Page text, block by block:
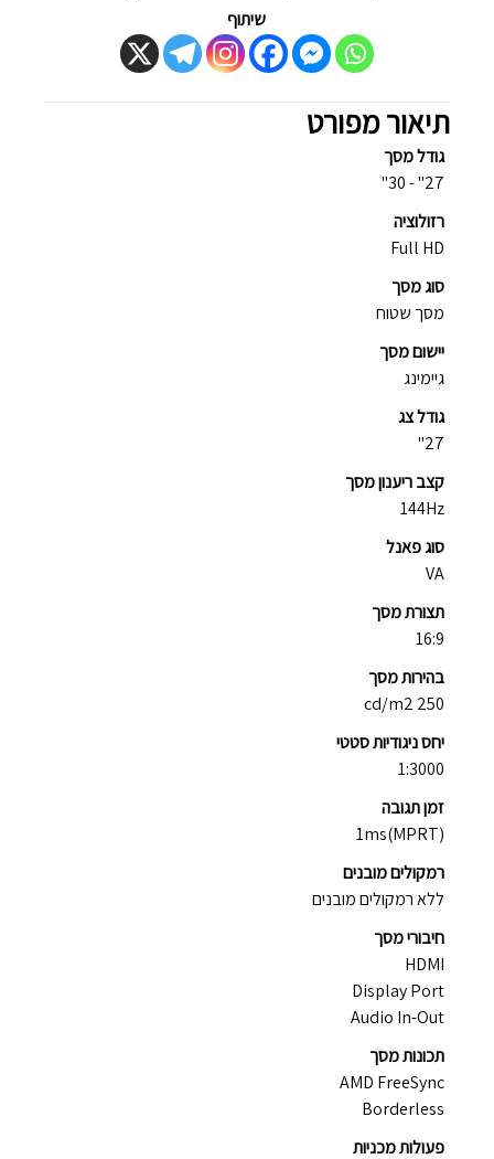
שיתוף
תיאור מפורט
גודל מסך
27" - 30"
רזולוציה
Full HD
סוג מסך
מסך שטוח
יישום מסך
גיימינג
גודל צג
27"
קצב ריענון מסך
144Hz
סוג פאנל
VA
תצורת מסך
16:9
בהירות מסך
250 cd/m2
יחס ניגודיות סטטי
1:3000
זמן תגובה
1ms(MPRT)
רמקולים מובנים
ללא רמקולים מובנים
חיבורי מסך
HDMI
Display Port
Audio In-Out
תכונות מסך
AMD FreeSync
Borderless
פעולות מכניות